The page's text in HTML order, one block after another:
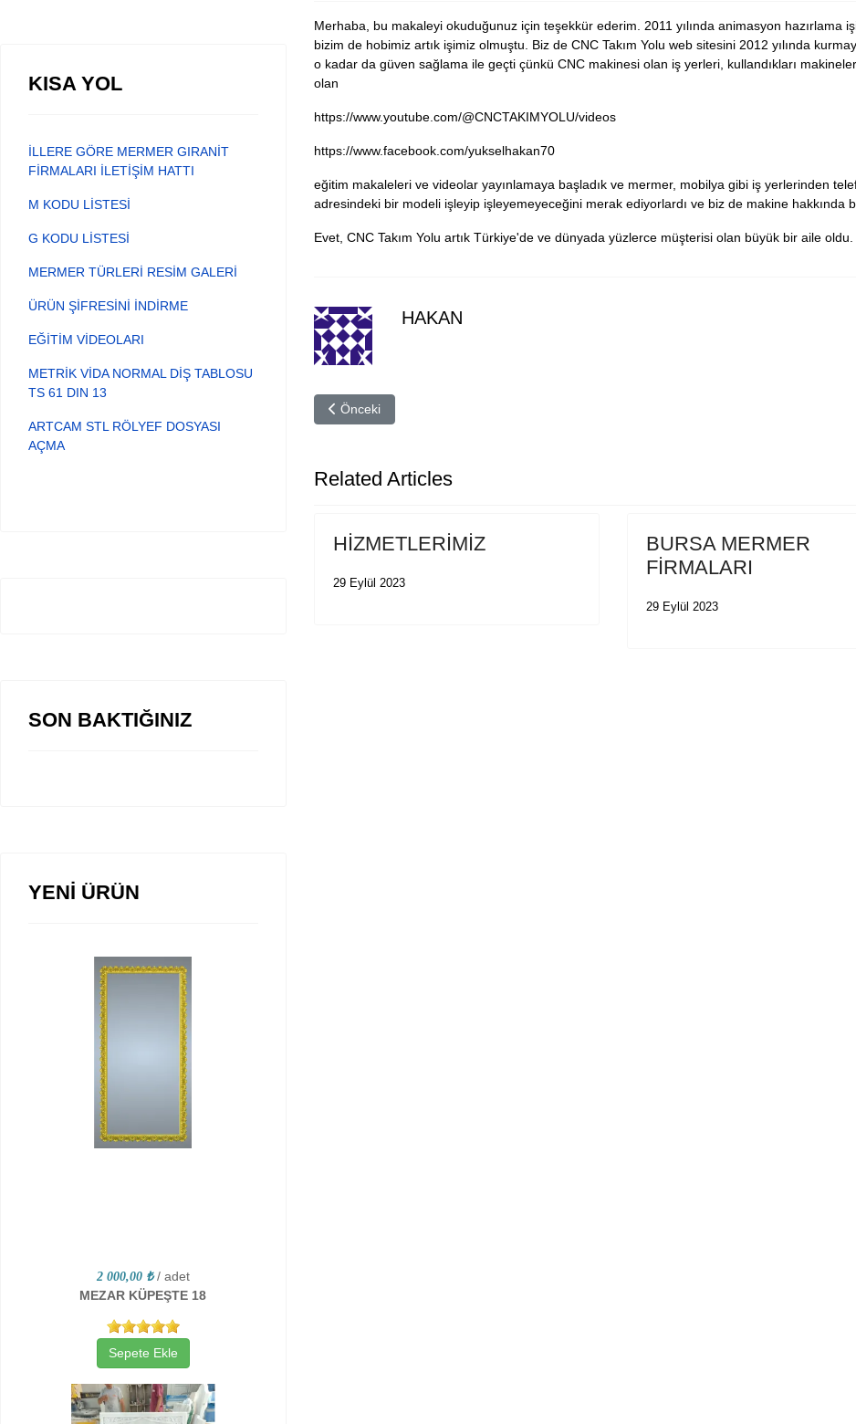
KISA YOL
İLLERE GÖRE MERMER GIRANİT
FİRMALARI İLETİŞİM HATTI
M KODU LİSTESİ
G KODU LİSTESİ
MERMER TÜRLERİ RESİM GALERİ
ÜRÜN ŞİFRESİNİ İNDİRME
EĞİTİM VİDEOLARI
METRİK VİDA NORMAL DİŞ TABLOSU
TS 61 DIN 13
ARTCAM STL RÖLYEF DOSYASI
AÇMA
SON BAKTIĞINIZ
YENİ ÜRÜN
2 000,00 ₺ / adet
MEZAR KÜPEŞTE 18
Sepete Ekle
Merhaba, bu makaleyi okuduğunuz için teşekkür ederim. 2011 yılında animasyon
bizim de hobimiz artık işimiz olmuştu. Biz de CNC Takım Yolu web sitesini 2012 yılında
o kadar da güven sağlama ile geçti çünkü CNC makinesi olan iş yerleri, kullandıkları
olan
https://www.youtube.com/@CNCTAKIMYOLU/videos
https://www.facebook.com/yukselhakan70
eğitim makaleleri ve videolar yayınlamaya başladık ve mermer, mobilya gibi iş yerlerinden
adresindeki bir modeli işleyip işleyemeyeceğini merak ediyorlardı ve biz de makine hakkında
Evet, CNC Takım Yolu artık Türkiye'de ve dünyada yüzlerce müşterisi olan büyük bir aile
HAKAN
Önceki makale: KAYSERİ MERMER FİRMALARI
Önceki
Related Articles
HİZMETLERİMİZ
29 Eylül 2023
BURSA MERMER
FİRMALARI
29 Eylül 2023